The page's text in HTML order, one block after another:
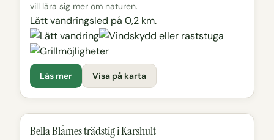
vill lära sig mer om naturen.
Lätt vandringsled på 0,2 km.
Läs mer Visa på karta
Bella Blåmes trädstig i Karshult